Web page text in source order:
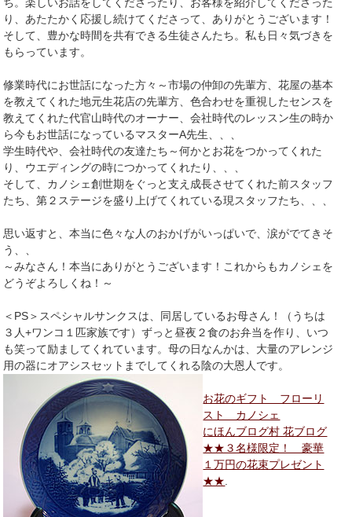
ち。楽しいお話をしてくださったり、お客様を紹介してくださった
り、あたたかく応援し続けてくださって、ありがとうございます！
そして、豊かな時間を共有できる生徒さんたち。私も日々気づきを
もらっています。
修業時代にお世話になった方々～市場の仲卸の先輩方、花屋の基本
を教えてくれた地元生花店の先輩方、色合わせを重視したセンスを
教えてくれた代官山時代のオーナー、会社時代のレッスン生の時か
ら今もお世話になっているマスターA先生、、、
学生時代や、会社時代の友達たち～何かとお花をつかってくれた
り、ウエディングの時につかってくれたり、、、
そして、カノシェ創世期をぐっと支え成長させてくれた前スタッフ
たち、第２ステージを盛り上げてくれている現スタッフたち、、、
思い返すと、本当に色々な人のおかげがいっぱいで、涙がでてきそ
う、、
～みなさん！本当にありがとうございます！これからもカノシェを
どうぞよろしくね！～
＜PS＞スペシャルサンクスは、同居しているお母さん！（うちは
３人+ワンコ１匹家族です）ずっと昼夜２食のお弁当を作り、いつ
も笑って励ましてくれています。母の日なんかは、大量のアレンジ
用の器にオアシスセットまでしてくれる陰の大恩人です。
お花のギフト フローリ
スト カノシェ
にほんブログ村 花ブログ
★★３名様限定！ 豪華
１万円の花束プレゼント
★★.